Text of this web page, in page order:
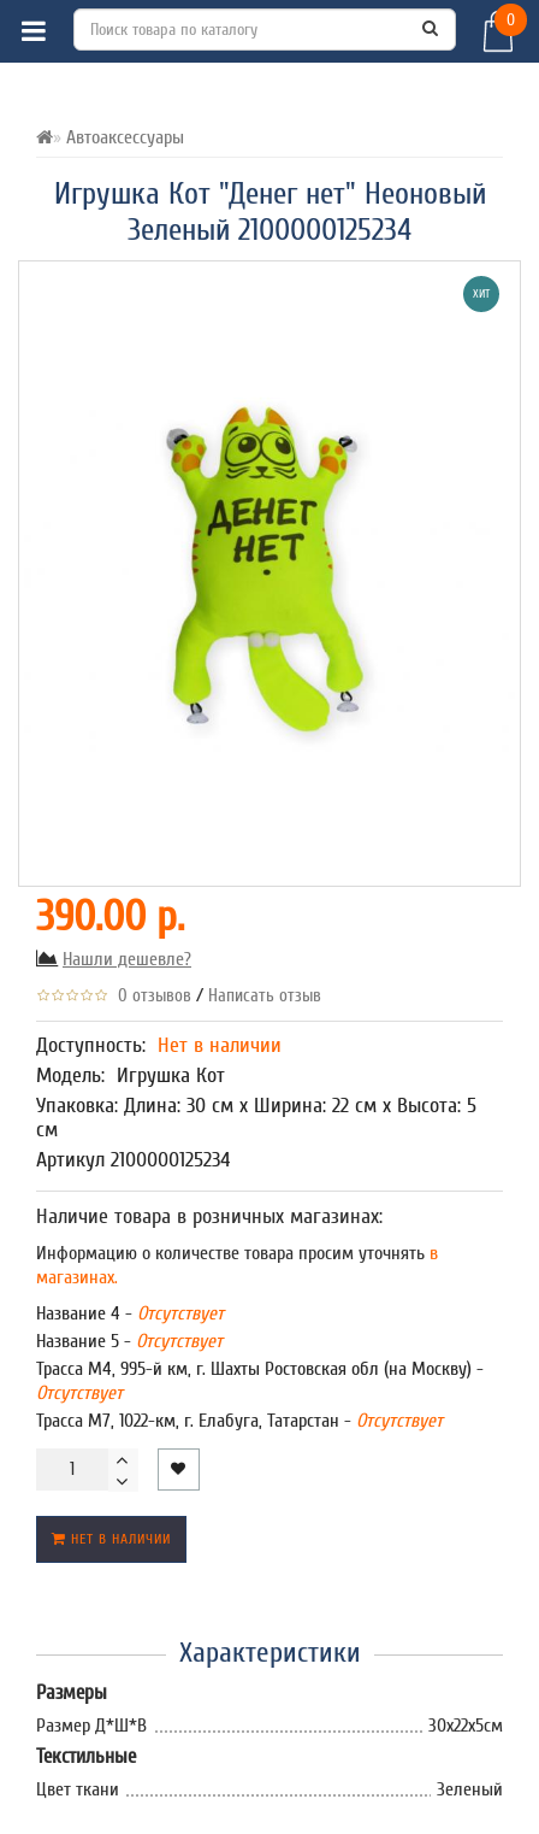
0
Автоаксессуары
Игрушка Кот "Денег нет" Неоновый
Зеленый 2100000125234
ВСЕ О ТОВАРЕ ХАРАКТЕРИСТИКИ
ХИТ
390.00 р.
Нашли дешевле?
0 отзывов / Написать отзыв
Доступность: Нет в наличии
Модель: Игрушка Кот
Упаковка: Длина: 30 см x Ширина: 22 см x Высота: 5
см
Артикул 2100000125234
Наличие товара в розничных магазинах:
Информацию о количестве товара просим уточнять в
магазинах.
Название 4 - Отсутствует
Название 5 - Отсутствует
Трасса М4, 995-й км, г. Шахты Ростовская обл (на Москву) -
Отсутствует
Трасса М7, 1022-км, г. Елабуга, Татарстан - Отсутствует
НЕТ В НАЛИЧИИ
Характеристики
Размеры
Размер Д*Ш*В 30х22х5см
Текстильные
Цвет ткани Зеленый